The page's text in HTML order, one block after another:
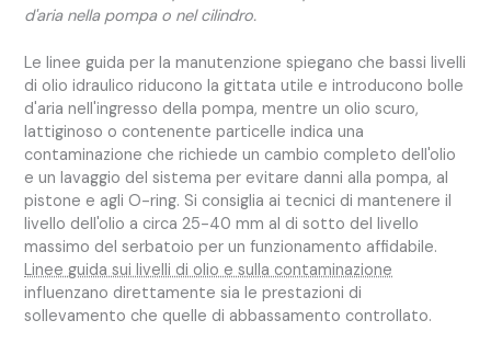
d'aria nella pompa o nel cilindro.
Le linee guida per la manutenzione spiegano che bassi livelli
di olio idraulico riducono la gittata utile e introducono bolle
d'aria nell'ingresso della pompa, mentre un olio scuro,
lattiginoso o contenente particelle indica una
contaminazione che richiede un cambio completo dell'olio
e un lavaggio del sistema per evitare danni alla pompa, al
pistone e agli O-ring. Si consiglia ai tecnici di mantenere il
livello dell'olio a circa 25-40 mm al di sotto del livello
massimo del serbatoio per un funzionamento affidabile.
Linee guida sui livelli di olio e sulla contaminazione
influenzano direttamente sia le prestazioni di
sollevamento che quelle di abbassamento controllato.